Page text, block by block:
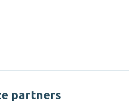
partners